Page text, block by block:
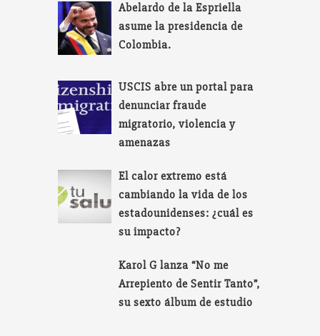
Abelardo de la Espriella
asume la presidencia de
Colombia.
USCIS abre un portal para
denunciar fraude
migratorio, violencia y
amenazas
El calor extremo está
cambiando la vida de los
estadounidenses: ¿cuál es
su impacto?
Karol G lanza “No me
Arrepiento de Sentir Tanto”,
su sexto álbum de estudio